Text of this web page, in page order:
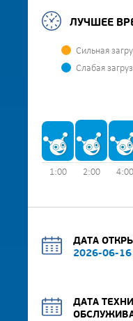
ЛУЧШЕЕ
Сильная
Слабая
1:00 2:00 4:00
ДАТА
2026-06-16
ДАТА